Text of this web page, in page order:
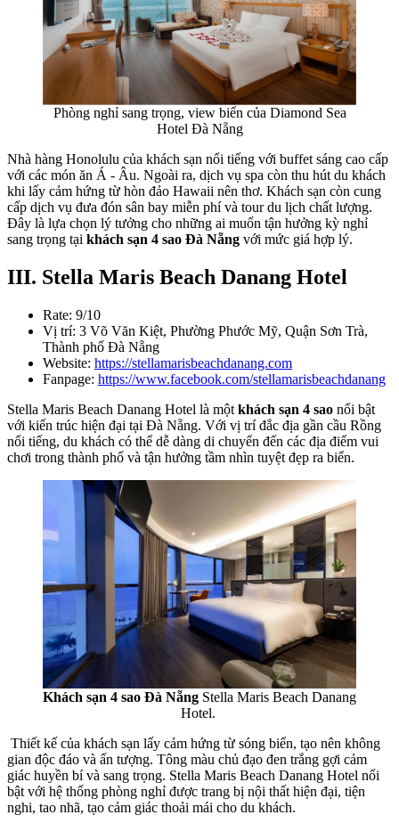
Phòng nghỉ sang trọng, view biển của Diamond Sea
Hotel Đà Nẵng
Nhà hàng Honolulu của khách sạn nổi tiếng với buffet sáng cao cấp
với các món ăn Á - Âu. Ngoài ra, dịch vụ spa còn thu hút du khách
khi lấy cảm hứng từ hòn đảo Hawaii nên thơ. Khách sạn còn cung
cấp dịch vụ đưa đón sân bay miễn phí và tour du lịch chất lượng.
Đây là lựa chọn lý tưởng cho những ai muốn tận hưởng kỳ nghỉ
sang trọng tại khách sạn 4 sao Đà Nẵng với mức giá hợp lý.
III. Stella Maris Beach Danang Hotel
Rate: 9/10
Vị trí: 3 Võ Văn Kiệt, Phường Phước Mỹ, Quận Sơn Trà,
Thành phố Đà Nẵng
Website: https://stellamarisbeachdanang.com
Fanpage: https://www.facebook.com/stellamarisbeachdanang
Stella Maris Beach Danang Hotel là một khách sạn 4 sao nổi bật
với kiến trúc hiện đại tại Đà Nẵng. Với vị trí đắc địa gần cầu Rồng
nổi tiếng, du khách có thể dễ dàng di chuyển đến các địa điểm vui
chơi trong thành phố và tận hưởng tầm nhìn tuyệt đẹp ra biển.
Khách sạn 4 sao Đà Nẵng Stella Maris Beach Danang
Hotel.
Thiết kế của khách sạn lấy cảm hứng từ sóng biển, tạo nên không
gian độc đáo và ấn tượng. Tông màu chủ đạo đen trắng gợi cảm
giác huyền bí và sang trọng. Stella Maris Beach Danang Hotel nổi
bật với hệ thống phòng nghỉ được trang bị nội thất hiện đại, tiện
nghi, tao nhã, tạo cảm giác thoải mái cho du khách.